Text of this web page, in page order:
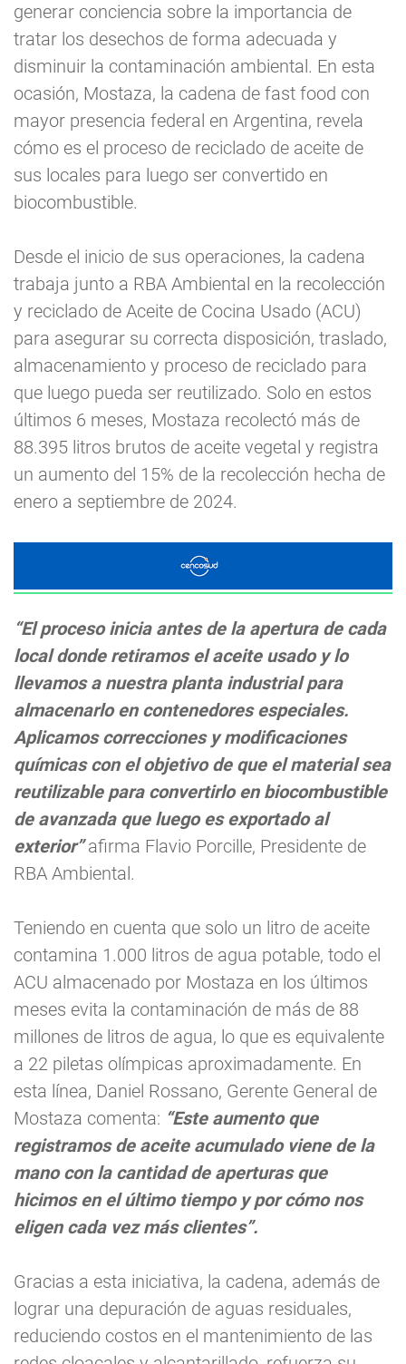
generar conciencia sobre la importancia de
tratar los desechos de forma adecuada y
disminuir la contaminación ambiental. En esta
ocasión, Mostaza, la cadena de fast food con
mayor presencia federal en Argentina, revela
cómo es el proceso de reciclado de aceite de
sus locales para luego ser convertido en
biocombustible.
Desde el inicio de sus operaciones, la cadena
trabaja junto a RBA Ambiental en la recolección
y reciclado de Aceite de Cocina Usado (ACU)
para asegurar su correcta disposición, traslado,
almacenamiento y proceso de reciclado para
que luego pueda ser reutilizado. Solo en estos
últimos 6 meses, Mostaza recolectó más de
88.395 litros brutos de aceite vegetal y registra
un aumento del 15% de la recolección hecha de
enero a septiembre de 2024.
“El proceso inicia antes de la apertura de cada
local donde retiramos el aceite usado y lo
llevamos a nuestra planta industrial para
almacenarlo en contenedores especiales.
Aplicamos correcciones y modificaciones
químicas con el objetivo de que el material sea
reutilizable para convertirlo en biocombustible
de avanzada que luego es exportado al
exterior”afirma Flavio Porcille, Presidente de
RBA Ambiental.
Teniendo en cuenta que solo un litro de aceite
contamina 1.000 litros de agua potable, todo el
ACU almacenado por Mostaza en los últimos
meses evita la contaminación de más de 88
millones de litros de agua, lo que es equivalente
a 22 piletas olímpicas aproximadamente. En
esta línea, Daniel Rossano, Gerente General de
Mostaza comenta: “Este aumento que
registramos de aceite acumulado viene de la
mano con la cantidad de aperturas que
hicimos en el último tiempo y por cómo nos
eligen cada vez más clientes”.
Gracias a esta iniciativa, la cadena, además de
lograr una depuración de aguas residuales,
reduciendo costos en el mantenimiento de las